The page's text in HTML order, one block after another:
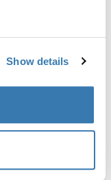
Show details